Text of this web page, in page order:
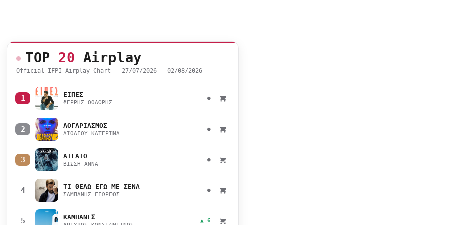
TOP 20 Airplay
Official IFPI Airplay Chart — 27/07/2026 – 02/08/2026
1 ΕΙΠΕΣ
ΦΕΡΡΗΣ ΘΟΔΩΡΗΣ
●
2 ΛΟΓΑΡΙΑΣΜΟΣ
ΛΙΟΛΙΟΥ ΚΑΤΕΡΙΝΑ
●
3 ΑΙΓΑΙΟ
ΒΙΣΣΗ ΑΝΝΑ
●
4 ΤΙ ΘΕΛΩ ΕΓΩ ΜΕ ΣΕΝΑ
ΣΑΜΠΑΝΗΣ ΓΙΩΡΓΟΣ
●
5 ΚΑΜΠΑΝΕΣ ▲ 6